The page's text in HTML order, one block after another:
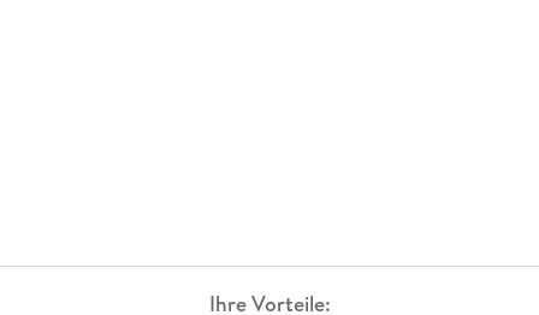
Ihre Vorteile: